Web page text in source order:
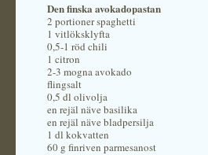
Den finska avokadopastan
2 portioner spaghetti
1 vitlöksklyfta
0,5-1 röd chili
1 citron
2-3 mogna avokado
flingsalt
0,5 dl olivolja
en rejäl näve basilika
en rejäl näve bladpersilja
1 dl kokvatten
60 g finriven parmesanost